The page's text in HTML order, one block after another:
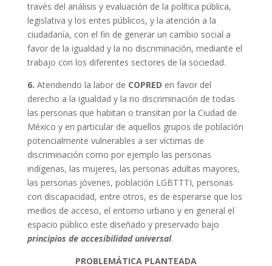
través del análisis y evaluación de la política pública,
legislativa y los entes públicos, y la atención a la
ciudadanía, con el fin de generar un cambio social a
favor de la igualdad y la no discriminación, mediante el
trabajo con los diferentes sectores de la sociedad.
6. Atendiendo la labor de COPRED en favor del
derecho a la igualdad y la no discriminación de todas
las personas que habitan o transitan por la Ciudad de
México y en particular de aquellos grupos de población
potencialmente vulnerables a ser víctimas de
discriminación como por ejemplo las personas
indígenas, las mujeres, las personas adultas mayores,
las personas jóvenes, población LGBTTTI, personas
con discapacidad, entre otros, es de esperarse que los
medios de acceso, el entorno urbano y en general el
espacio público este diseñado y preservado bajo
principios de accesibilidad universal.
PROBLEMÁTICA PLANTEADA